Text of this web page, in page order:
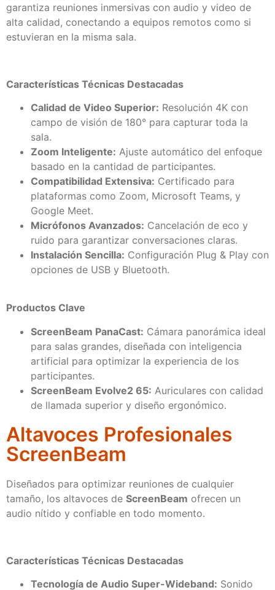
garantiza reuniones inmersivas con audio y video de
alta calidad, conectando a equipos remotos como si
estuvieran en la misma sala.
Características Técnicas Destacadas
Calidad de Video Superior: Resolución 4K con
campo de visión de 180° para capturar toda la
sala.
Zoom Inteligente: Ajuste automático del enfoque
basado en la cantidad de participantes.
Compatibilidad Extensiva: Certificado para
plataformas como Zoom, Microsoft Teams, y
Google Meet.
Micrófonos Avanzados: Cancelación de eco y
ruido para garantizar conversaciones claras.
Instalación Sencilla: Configuración Plug & Play con
opciones de USB y Bluetooth.
Productos Clave
ScreenBeam PanaCast: Cámara panorámica ideal
para salas grandes, diseñada con inteligencia
artificial para optimizar la experiencia de los
participantes.
ScreenBeam Evolve2 65: Auriculares con calidad
de llamada superior y diseño ergonómico.
Altavoces Profesionales
ScreenBeam
Diseñados para optimizar reuniones de cualquier
tamaño, los altavoces de ScreenBeam ofrecen un
audio nítido y confiable en todo momento.
Características Técnicas Destacadas
Tecnología de Audio Super-Wideband: Sonido